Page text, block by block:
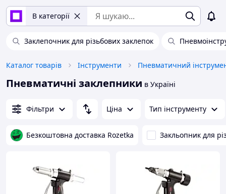
В категорії
Заклепочник для різьбових заклепок
Каталог товарів Інструменти Пневматичний
Пневматичні заклепники в Україні
Фільтри Ціна Тип інструменту
Безкоштовна доставка Rozetka Закльопник для